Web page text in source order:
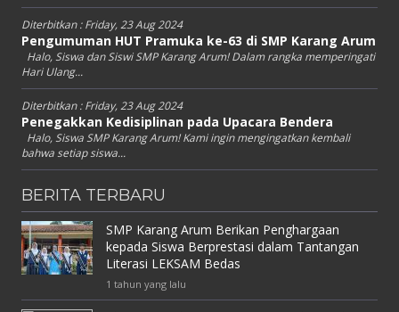
Diterbitkan :Friday, 23 Aug 2024
Pengumuman HUT Pramuka ke-63 di SMP Karang Arum
Halo, Siswa dan Siswi SMP Karang Arum! Dalam rangka memperingati
Hari Ulang...
Diterbitkan :Friday, 23 Aug 2024
Penegakkan Kedisiplinan pada Upacara Bendera
Halo, Siswa SMP Karang Arum! Kami ingin mengingatkan kembali
bahwa setiap siswa...
BERITA TERBARU
SMP Karang Arum Berikan Penghargaan
kepada Siswa Berprestasi dalam Tantangan
Literasi LEKSAM Bedas
1 tahun yang lalu